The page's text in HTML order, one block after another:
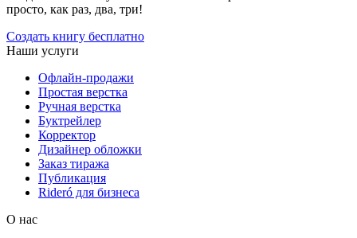
просто, как раз, два, три!
Создать книгу бесплатно
Наши услуги
Офлайн-продажи
Простая верстка
Ручная верстка
Буктрейлер
Корректор
Дизайнер обложки
Заказ тиража
Публикация
Rideró для бизнеса
О нас